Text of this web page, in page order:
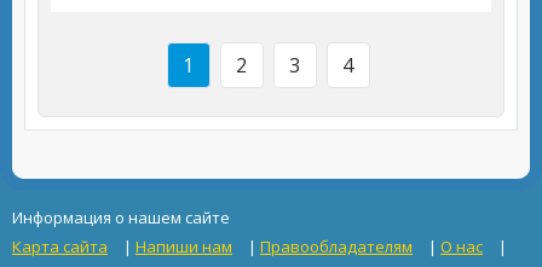
1 2 3 4
Информация о нашем сайте
Карта сайта
| Напиши нам | Правообладателям | О нас
|